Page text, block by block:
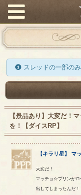
スレッドの一部の
【景品あり】大変だ！
を！【ダイスRP】
【キラリ星】マ
大変だ！
マッチョ☆プリンがロ
出してしまったんだ！